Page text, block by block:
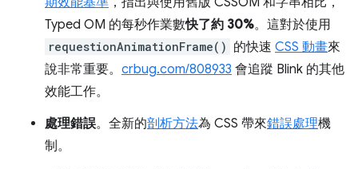
Typed OM 的每秒作業數快了約 30%。這對於使用
requestionAnimationFrame() 的快速 CSS 動畫來
說非常重要。 crbug.com/808933 會追蹤 Blink 的其他
效能工作。
處理錯誤。全新的剖析方法為 CSS 帶來錯誤處理機
制。